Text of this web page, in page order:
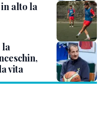
alto la
la
vita